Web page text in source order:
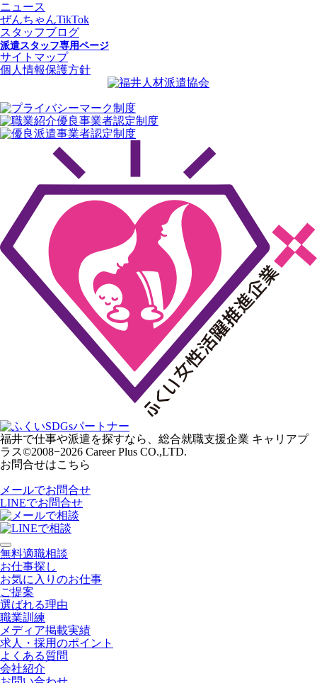
ニュース
ぜんちゃんTikTok
スタッフブログ
派遣スタッフ専用ページ
サイトマップ
個人情報保護方針
福井で仕事や派遣を探すなら、総合就職支援企業 キャリアプ
ラス©2008−2026 Career Plus CO.,LTD.
お問合せはこちら
メールでお問合せ
LINEでお問合せ
無料適職相談
お仕事探し
お気に入りのお仕事
ご提案
選ばれる理由
職業訓練
メディア掲載実績
求人・採用のポイント
よくある質問
会社紹介